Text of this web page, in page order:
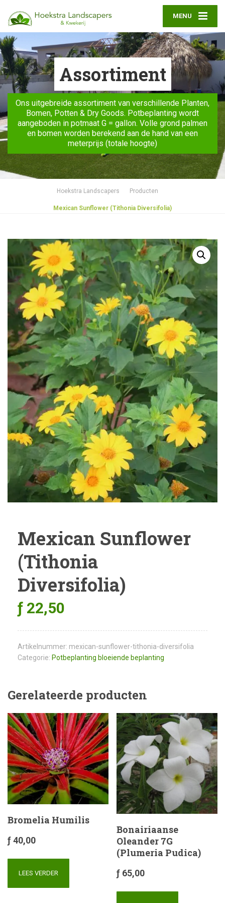
MENU
Assortiment
Ons uitgebreide assortiment van verschillende Planten,
Bomen, Potten & Dry Goods. Potbeplanting wordt
aangeboden in potmaat G = gallon. Volle grond palmen
en bomen worden berekend aan de hand van een
meterprijs (totale hoogte)
Hoekstra Landscapers Producten
Mexican Sunflower (Tithonia Diversifolia)
Mexican Sunflower
(Tithonia
Diversifolia)
ƒ 22,50
Artikelnummer: mexican-sunflower-tithonia-diversifolia
Categorie: Potbeplanting bloeiende beplanting
Gerelateerde producten
Bromelia Humilis
ƒ40,00
LEES VERDER
Bonairiaanse
Oleander 7G
(Plumeria Pudica)
ƒ 65,00